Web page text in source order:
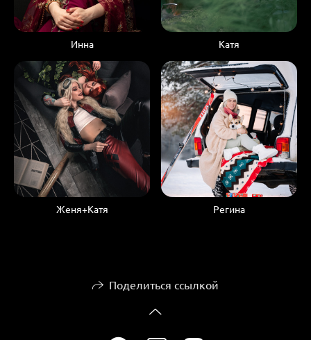
Инна Катя
Женя+Катя Регина
Поделиться ссылкой